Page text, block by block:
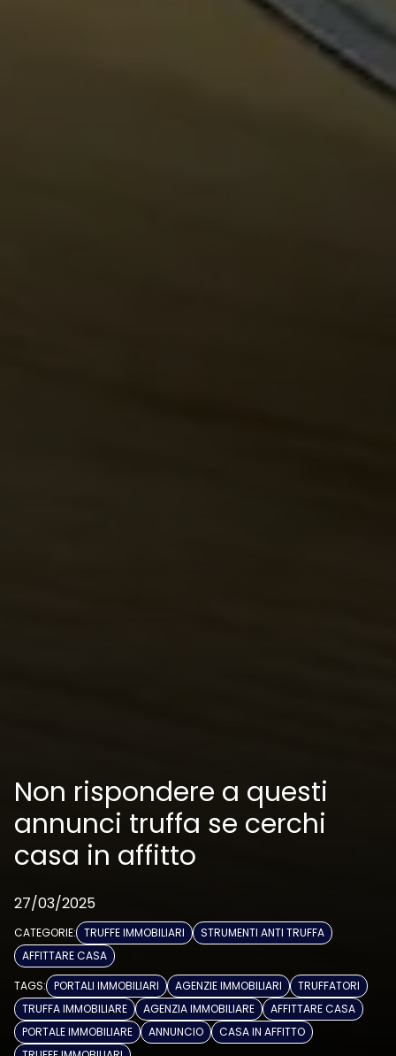
Non rispondere a questi
annunci truffa se cerchi
casa in affitto
27/03/2025
CATEGORIE: TRUFFE IMMOBILIARI
STRUMENTI ANTI TRUFFA
AFFITTARE CASA
TAGS: PORTALI IMMOBILIARI AGENZIE IMMOBILIARI
TRUFFATORI
TRUFFA IMMOBILIARE
AGENZIA IMMOBILIARE
AFFITTARE CASA
PORTALE IMMOBILIARE
ANNUNCIO
CASA IN AFFITTO